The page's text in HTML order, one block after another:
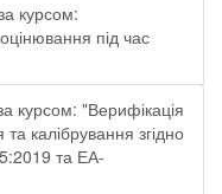
курсом:
під час
курсом: "Верифікація
калібрування згідно
та ЕА-